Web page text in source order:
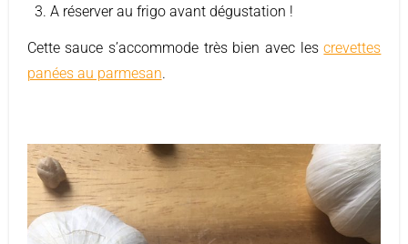
A réserver au frigo avant dégustation !
Cette sauce s’accommode très bien avec lescrevettes
panées au parmesan.